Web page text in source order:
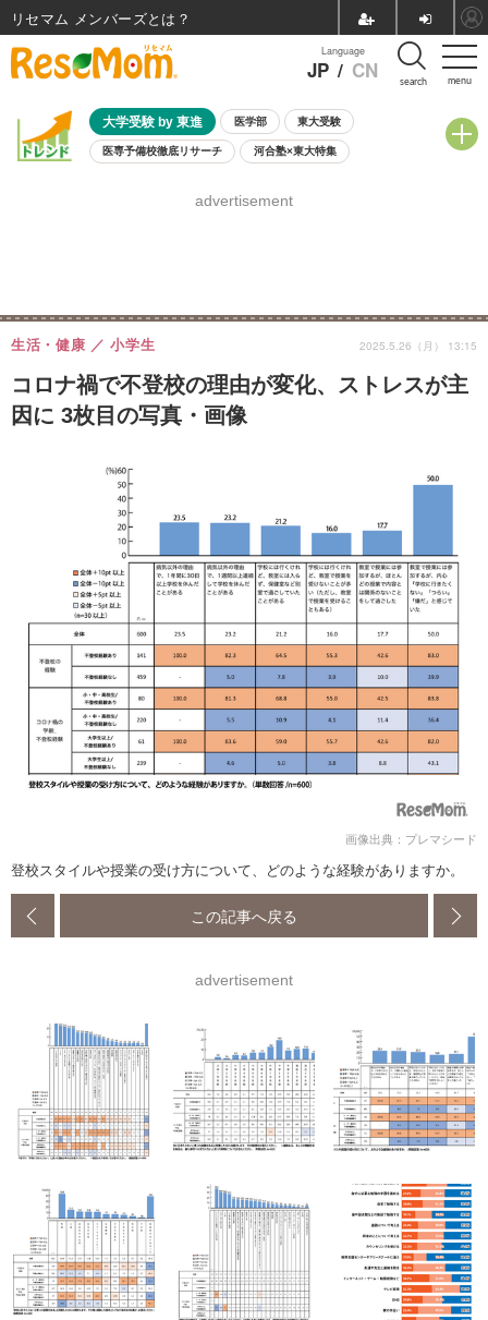
menu
Language
JP / CN search
大学受験 by 東進 医学部 東大受験
医専予備校徹底リサーチ 河合塾×東大特集
8月開催学校説明会・相談会
advertisement
コロナ禍で不登校の理由が変化、ストレスが主
因に 3枚目の写真・画像
生活・健康 小学生 2025.5.26（月） 13:15
画像出典：プレマシード
登校スタイルや授業の受け方について、どのような経験がありますか。
この記事へ戻る
advertisement
リセマム メンバーズ